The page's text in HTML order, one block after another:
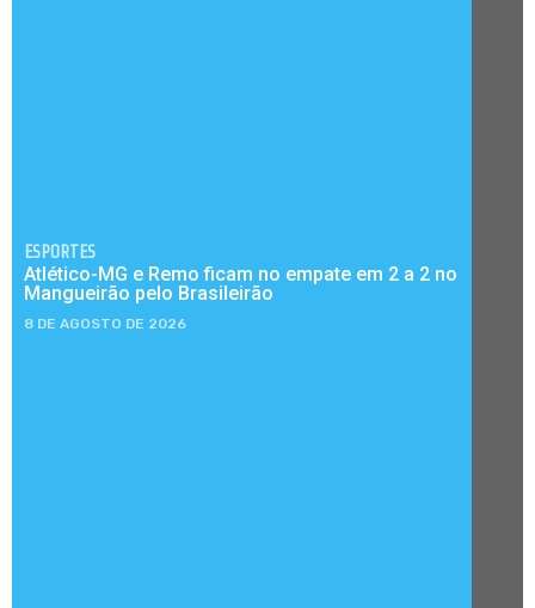
ESPORTES
Atlético-MG e Remo ficam no empate em 2 a 2 no
Mangueirão pelo Brasileirão
8 DE AGOSTO DE 2026